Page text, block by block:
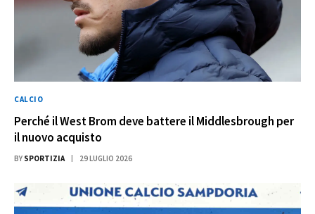
CALCIO
Perché il West Brom deve battere il Middlesbrough per
il nuovo acquisto
BY SPORTIZIA 29 LUGLIO 2026